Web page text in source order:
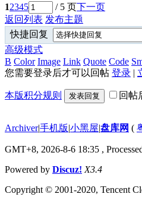
12345 / 5 页下一页
返回列表 发布主题
快捷回复
高级模式
B Color Image Link Quote Code
您需要登录后才可以回帖 登录 |
本版积分规则 发表回复 回帖
Archiver|手机版|小黑屋|盘库网 (
GMT+8, 2026-8-6 18:35 ,
Powered by Discuz! X3.4
Copyright © 2001-2020, Tencent